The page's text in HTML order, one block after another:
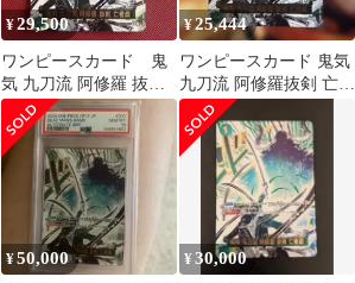
¥29,500
ワンピースカード 鬼
気 九刀流 阿修羅 抜剣
亡者戯 R 箔押しパラレ
ル
¥25,444
ワンピースカード 鬼気
九刀流 阿修羅抜剣 亡者
戯
¥50,000 ¥30,000